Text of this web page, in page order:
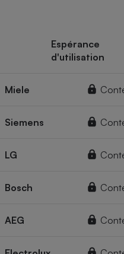
Espérance
d'utilisation
Miele
Siemens
LG
Bosch
AEG